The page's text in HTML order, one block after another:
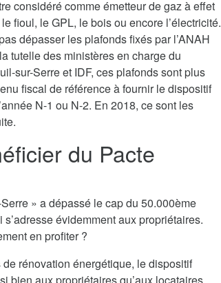
considéré comme émetteur de gaz à effet
fioul, le GPL, le bois ou encore l’électricité.
dépasser les plafonds fixés par l’ANAH
tutelle des ministères en charge du
sur-Serre et IDF, ces plafonds sont plus
fiscal de référence à fournir le dispositif
N-1 ou N-2. En 2018, ce sont les
du Pacte
» a dépassé le cap du 50.000ème
évidemment aux propriétaires.
en profiter ?
rénovation énergétique, le dispositif
bien aux propriétaires qu’aux locataires,